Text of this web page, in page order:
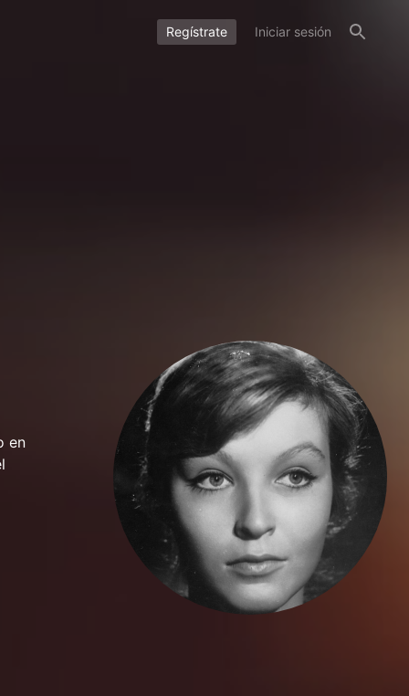
Regístrate Iniciar sesión
en